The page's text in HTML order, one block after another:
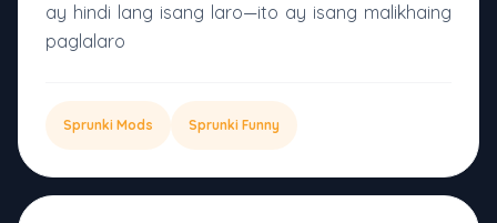
ay hindi lang isang laro—ito ay isang malikhaing
paglalaro
Sprunki Mods Sprunki Funny